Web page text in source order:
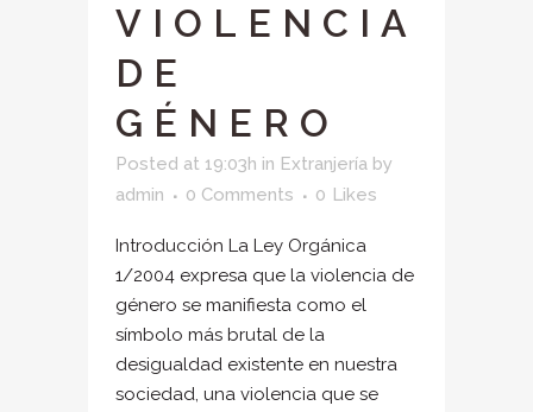
VIOLENCIA
DE
GÉNERO
Posted at 19:03h in Extranjería by
admin
0 Comments 0 Likes
Introducción La Ley Orgánica
1/2004 expresa que la violencia de
género se manifiesta como el
símbolo más brutal de la
desigualdad existente en nuestra
sociedad, una violencia que se